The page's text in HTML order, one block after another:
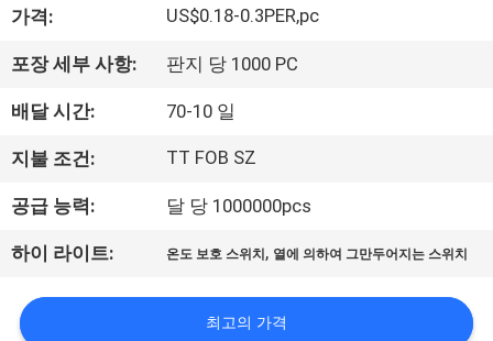
회
사
소
개
장
투
가격: US$0.18-0.3PER,pc
포장 세부 사항: 판지 당 1000 PC
배달 시간: 70-10 일
지불 조건: TT FOB SZ
공급 능력: 달 당 1000000pcs
하이 라이트: 온도 보호 스위치 , 열에 의하여 그만두어지는 스위치
최고의 가격